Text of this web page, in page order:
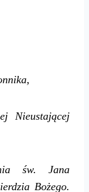
Nieustającej
św. Jana
Bożego.